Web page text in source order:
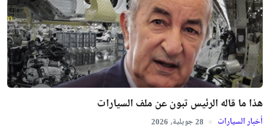
هذا ما قاله الرئيس تبون عن ملف السيارات
أخبار السيارات 28 جويلية, 2026